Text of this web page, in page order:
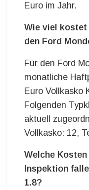
Euro im Jahr.
Wie viel
den Ford
Für den Ford
monatliche
Euro Vollkasko
Folgenden
aktuell
Vollkasko: 12,
Welche
Inspektion
1.8?